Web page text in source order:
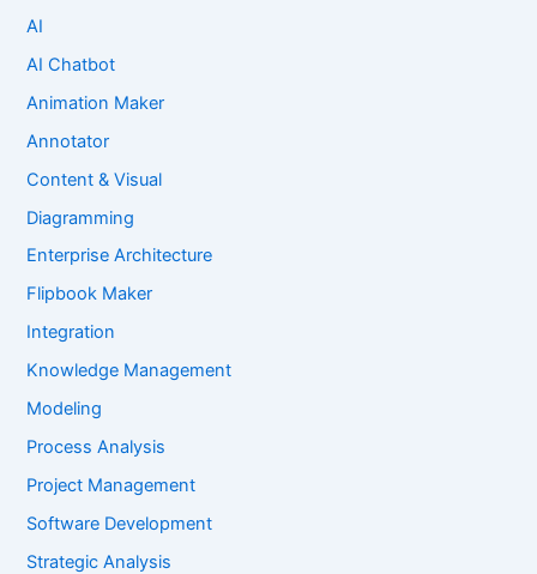
AI
AI Chatbot
Animation Maker
Annotator
Content & Visual
Diagramming
Enterprise Architecture
Flipbook Maker
Integration
Knowledge Management
Modeling
Process Analysis
Project Management
Software Development
Strategic Analysis